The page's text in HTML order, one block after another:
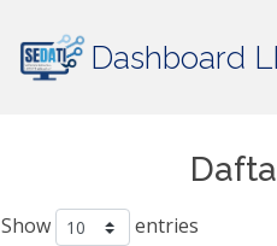
Dashboard
Show entries